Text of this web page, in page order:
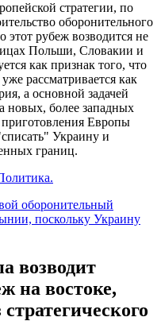
стратегии, по
оборонительного
этот рубеж возводится не
Польши, Словакии и
как признак того, что
рассматривается как
а основной задачей
новых, более западных
Европы
Украину и
границ.
оборонительный
поскольку Украину
возводит
на востоке,